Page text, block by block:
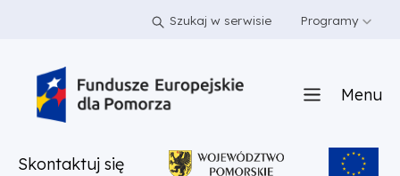
PRZEJDŹ DO TREŚCI Szukaj w serwisie Programy
Menu
Skontaktuj się